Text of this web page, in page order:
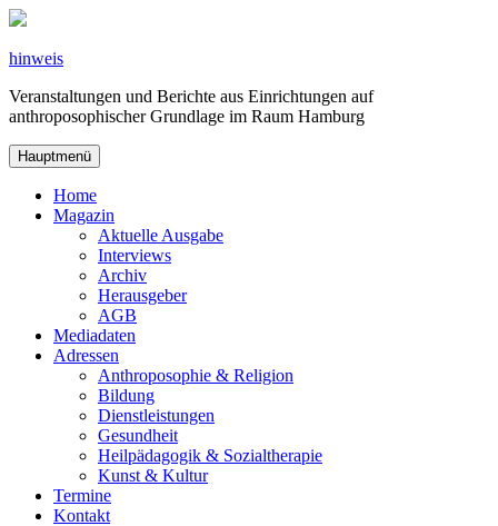
Zum
springen
hinweis
Veranstaltungen und Berichte aus Einrichtungen auf
anthroposophischer Grundlage im Raum Hamburg
Hauptmenü
Home
Magazin
Aktuelle Ausgabe
Interviews
Archiv
Herausgeber
AGB
Mediadaten
Adressen
Anthroposophie & Religion
Bildung
Dienstleistungen
Gesundheit
Heilpädagogik & Sozialtherapie
Kunst & Kultur
Termine
Kontakt